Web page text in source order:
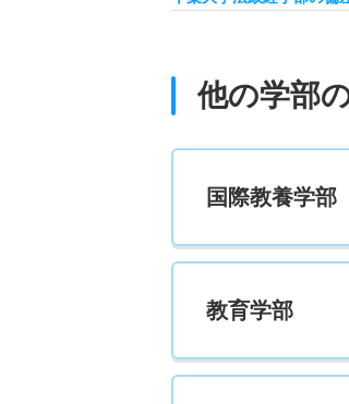
他の学部
国際教養学部
教育学部